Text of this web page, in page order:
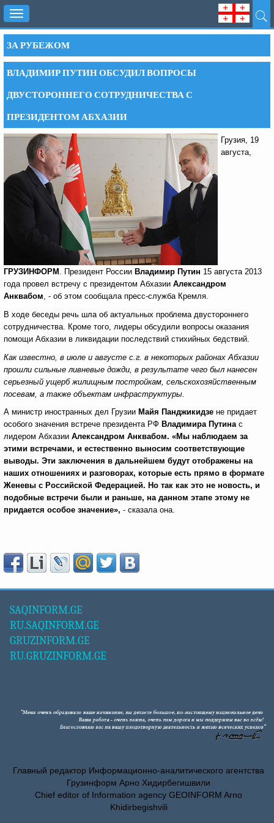
Toggle
navigation
ЗА РУБЕЖОМ
ВЛАДИМИР ПУТИН ОБСУДИЛ ВОПРОСЫ
ДВУСТОРОННЕГО СОТРУДНИЧЕСТВА С
ПРЕЗИДЕНТОМ АБХАЗИИ
Грузия, 19
августа,
ГРУЗИНФОРМ . Президент России Владимир Путин 15 августа 2013
года провел встречу с президентом Абхазии Александром
Анквабом, - об этом сообщала пресс-служба Кремля.
В ходе беседы речь шла об актуальных проблема двустороннего
сотрудничества. Кроме того, лидеры обсудили вопросы оказания
помощи Абхазии в ликвидации последствий стихийных бедствий.
Как известно, в июле и августе с.г. в некоторых районах Абхазии
прошли сильные ливневые дожди, в результате чего был нанесен
серьезный ущерб жилищным постройкам, сельскохозяйственным
посевам, а также объектам инфраструктуры.
А министр иностранных дел Грузии Майя Панджикидзе не придает
особого значения встрече президента РФ Владимира Путинас
лидером Абхазии Александром Анквабом. «Мы наблюдаем за
этими встречами, и естественно выносим соответствующие
выводы. Эти заключения в дальнейшем будут отображены на
наших отношениях и разговорах, которые есть прямо в формате
Женевы с Российской Федерацией. Но так как это не новость, и
подобные встречи были и раньше, на данном этапе этому не
придается особое значение», - сказала она.
SAQINFORM.GE
RU.SAQINFORM.GE
GRUZINFORM.GE
RU.GRUZINFORM.GE
Главный редактор Информационно-аналитического агентства
Грузинформ Арно Хидирбегишвили
Chief editor of Information agency GEOINFORM Arno
Khidirbegishvili